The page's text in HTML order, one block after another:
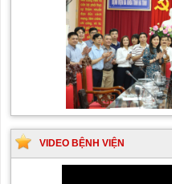
VIDEO BỆNH VIỆN